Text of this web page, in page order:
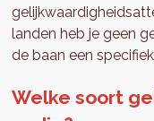
landen heb je geen
de baan een
Welke soort